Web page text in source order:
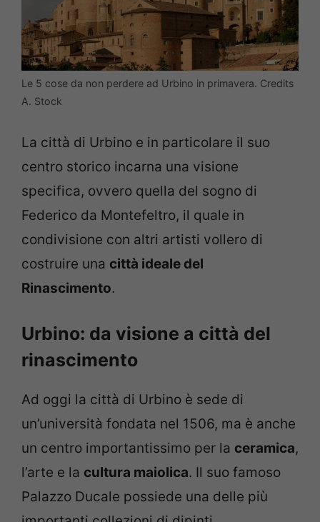
Le 5 cose da non perdere ad Urbino in primavera. Credits
A. Stock
La città di Urbino e in particolare il suo
centro storico incarna una visione
specifica, ovvero quella del sogno di
Federico da Montefeltro, il quale in
condivisione con altri artisti vollero di
costruire una città ideale del
Rinascimento.
Urbino: da visione a città del
rinascimento
Ad oggi la città di Urbino è sede di
un’università fondata nel 1506, ma è anche
un centro importantissimo per la ceramica,
l’arte e la cultura maiolica. Il suo famoso
Palazzo Ducale possiede una delle più